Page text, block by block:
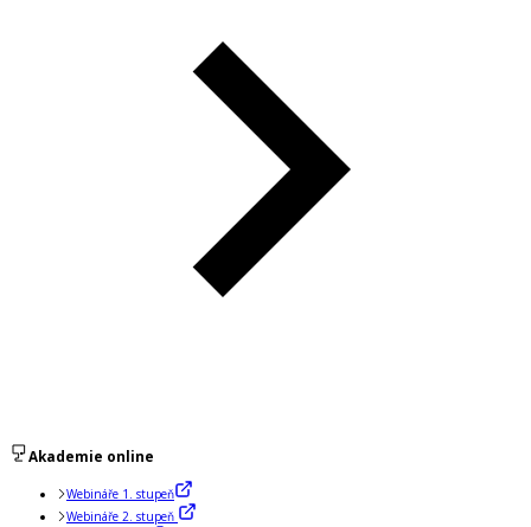
Akademie online
Webináře 1. stupeň
Webináře 2. stupeň